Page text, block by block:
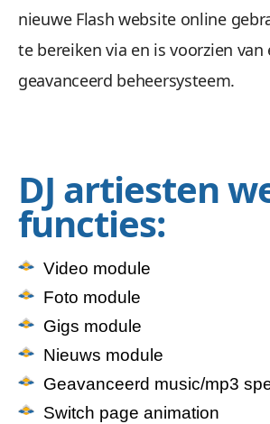
nieuwe Flash website online
te bereiken via en is voorzien van
geavanceerd beheersysteem.
DJ artiesten
functies:
Video module
Foto module
Gigs module
Nieuws module
Geavanceerd music/mp3
Switch page animation